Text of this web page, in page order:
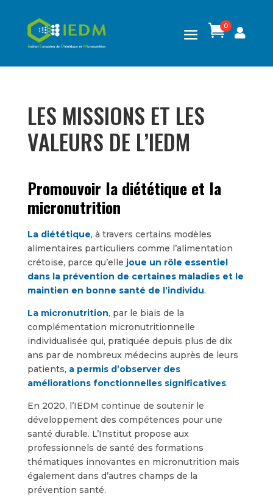
0

LES MISSIONS ET LES
VALEURS DE L’IEDM
Promouvoir la diététique et la
micronutrition
La diététique, à travers certains modèles
alimentaires particuliers comme l’alimentation
crétoise, parce qu’elle joue un rôle essentiel
dans la prévention de certaines maladies et le
maintien en bonne santé de l’individu.
La micronutrition, par le biais de la
complémentation micronutritionnelle
individualisée qui, pratiquée depuis plus de dix
ans par de nombreux médecins auprès de leurs
patients, a permis d’observer des
améliorations fonctionnelles significatives.
En 2020, l’IEDM continue de soutenir le
développement des compétences pour une
santé durable. L’Institut propose aux
professionnels de santé des formations
thématiques innovantes en micronutrition mais
également dans d’autres champs de la
prévention santé.